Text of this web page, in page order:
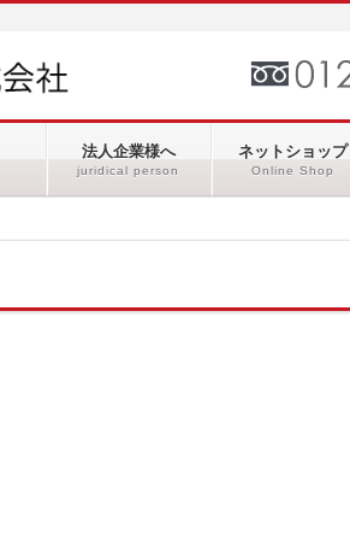
法人企業様へ
juridical person
ネットショップ
Online Shop